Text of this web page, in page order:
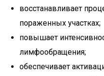
восстанавливает
пораженных участках;
повышает
лимфообращения;
обеспечивает